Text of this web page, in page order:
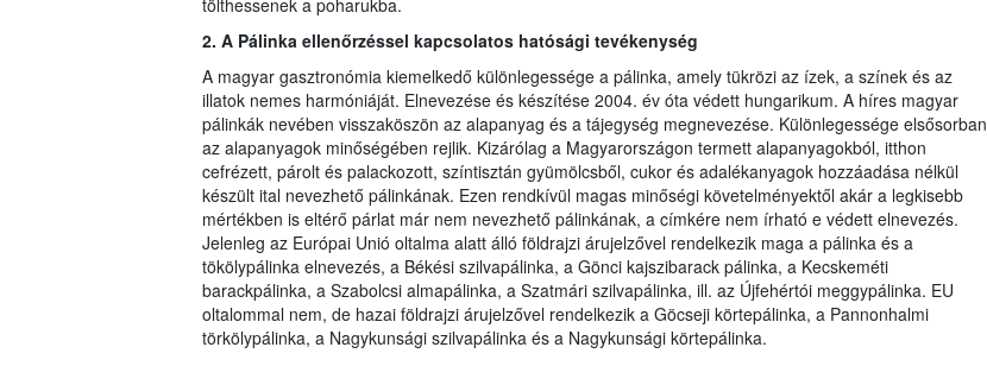
tölthessenek a poharukba.
2. A Pálinka ellenőrzéssel kapcsolatos hatósági tevékenység
A magyar gasztronómia kiemelkedő különlegessége a pálinka, amely tükrözi az ízek, a színek és az
illatok nemes harmóniáját. Elnevezése és készítése 2004. év óta védett hungarikum. A híres magyar
pálinkák nevében visszaköszön az alapanyag és a tájegység megnevezése. Különlegessége elsősorban
az alapanyagok minőségében rejlik. Kizárólag a Magyarországon termett alapanyagokból, itthon
cefrézett, párolt és palackozott, színtisztán gyümölcsből, cukor és adalékanyagok hozzáadása nélkül
készült ital nevezhető pálinkának. Ezen rendkívül magas minőségi követelményektől akár a legkisebb
mértékben is eltérő párlat már nem nevezhető pálinkának, a címkére nem írható e védett elnevezés.
Jelenleg az Európai Unió oltalma alatt álló földrajzi árujelzővel rendelkezik maga a pálinka és a
tökölypálinka elnevezés, a Békési szilvapálinka, a Gönci kajszibarack pálinka, a Kecskeméti
barackpálinka, a Szabolcsi almapálinka, a Szatmári szilvapálinka, ill. az Újfehértói meggypálinka. EU
oltalommal nem, de hazai földrajzi árujelzővel rendelkezik a Göcseji körtepálinka, a Pannonhalmi
törkölypálinka, a Nagykunsági szilvapálinka és a Nagykunsági körtepálinka.